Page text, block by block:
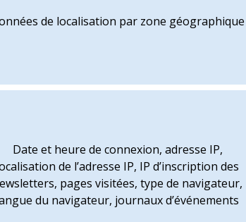
de localisation par zone géographique
Date et heure de connexion, adresse IP,
de l’adresse IP, IP d’inscription des
pages visitées, type de navigateur,
du navigateur, journaux d’événements